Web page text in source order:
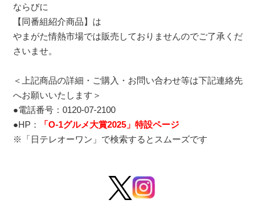
ならびに
【同番組紹介商品】は
やまがた情熱市場では販売しておりませんのでご了承くだ
さいませ。
＜上記商品の詳細・ご購入・お問い合わせ等は下記連絡先
へお願いいたします＞
●電話番号：0120-07-2100
●HP：
「O-1グルメ大賞2025」特設ページ
※「日テレオーワン」で検索するとスムーズです